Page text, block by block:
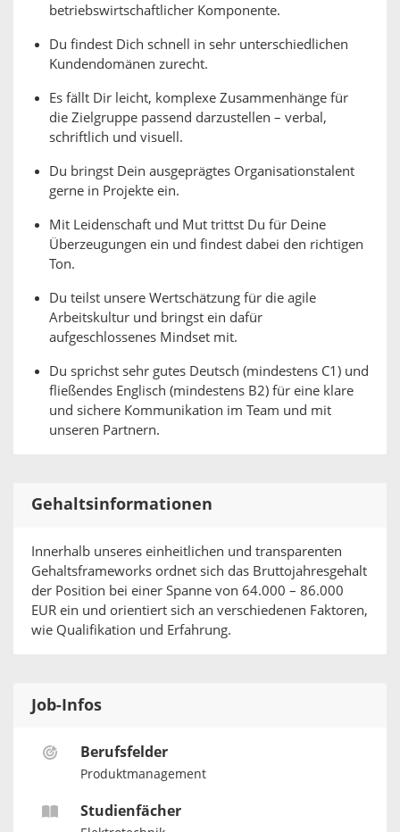
betriebswirtschaftlicher Komponente.
Du findest Dich schnell in sehr unterschiedlichen
Kundendomänen zurecht.
Es fällt Dir leicht, komplexe Zusammenhänge für
die Zielgruppe passend darzustellen – verbal,
schriftlich und visuell.
Du bringst Dein ausgeprägtes Organisationstalent
gerne in Projekte ein.
Mit Leidenschaft und Mut trittst Du für Deine
Überzeugungen ein und findest dabei den richtigen
Ton.
Du teilst unsere Wertschätzung für die agile
Arbeitskultur und bringst ein dafür
aufgeschlossenes Mindset mit.
Du sprichst sehr gutes Deutsch (mindestens C1) und
fließendes Englisch (mindestens B2) für eine klare
und sichere Kommunikation im Team und mit
unseren Partnern.
Gehaltsinformationen
Innerhalb unseres einheitlichen und transparenten
Gehaltsframeworks ordnet sich das Bruttojahresgehalt
der Position bei einer Spanne von 64.000 – 86.000
EUR ein und orientiert sich an verschiedenen Faktoren,
wie Qualifikation und Erfahrung.
Job-Infos
Berufsfelder
Produktmanagement
Studienfächer